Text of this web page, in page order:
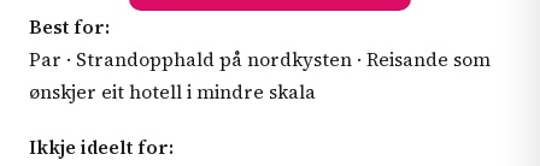
Best for:
Par · Strandopphald på nordkysten · Reisande som
ønskjer eit hotell i mindre skala
Ikkje ideelt for: